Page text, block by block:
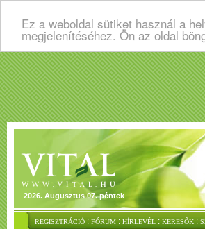
Ez a weboldal sütiket használ a
megjelenítéséhez. Ön az oldal
2026. Augusztus 07. péntek
REGISZTRÁCIÓ : FÓRUM : HÍRLEVÉL : KERESŐK :